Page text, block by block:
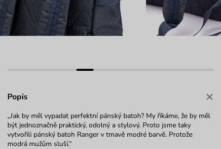
Popis
„Jak by měl vypadat perfektní pánský batoh? My říkáme, že by měl
být jednoznačně praktický, odolný a stylový. Proto jsme taky
vytvořili pánský batoh Ranger v tmavě modré barvě. Protože
modrá mužům sluší.“